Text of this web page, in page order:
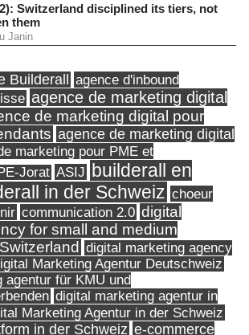
Switzerland disciplined its tiers, not
them
Janin
Builderall
agence d'inbound
agence de marketing digital
de marketing digital pour
agence de marketing digital
marketing pour PME et
Jorat ASIJ builderall en
in der Schweiz choeur
communication 2.0 digital
for small and medium
digital marketing agency
Marketing Agentur Deutschweiz
agentur für KMU und
digital marketing agentur in
Marketing Agentur in der Schweiz
in der Schweiz e-commerce